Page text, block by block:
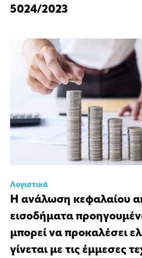
5024/2023
Λογιστικά
Η ανάλωση κεφαλαίου
εισοδήματα
μπορεί να προκαλέσει
γίνεται με τις έμμεσες